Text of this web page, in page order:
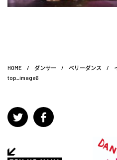
HOME / ダンサー / ベリーダンス /
top_image6